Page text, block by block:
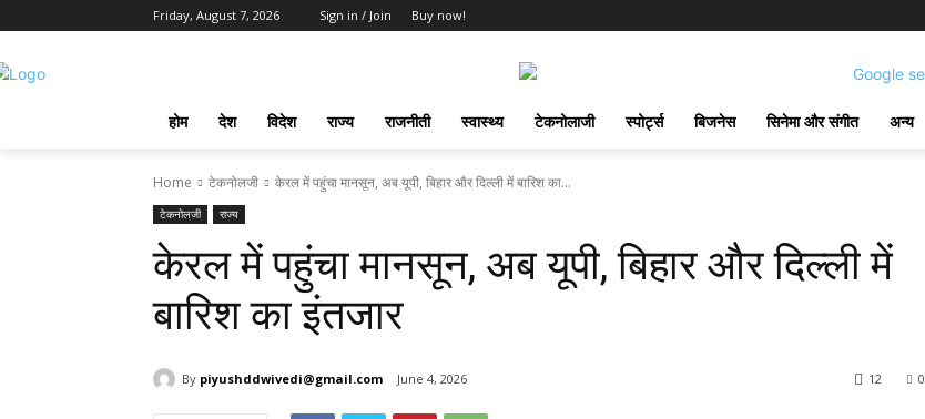
Friday, August 7, 2026 Sign in / Join Buy now!
होम देश विदेश राज्य राजनीती स्वास्थ्य टेकनोलाजी स्पोर्ट्स बिजनेस सिनेमा और संगीत अन्य
Home टेकनोलजी केरल में पहुंचा मानसून, अब यूपी, बिहार और दिल्ली में बारिश का...
टेकनोलजी राज्य
केरल में पहुंचा मानसून, अब यूपी, बिहार और दिल्ली में
बारिश का इंतजार
By piyushddwivedi@gmail.com June 4, 2026 0
12